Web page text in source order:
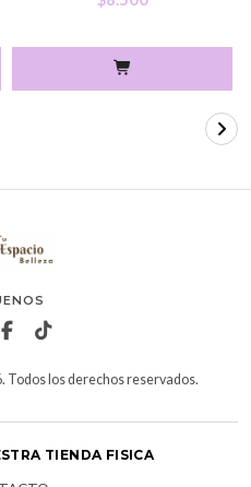
Todos los derechos reservados.
TIENDA FISICA